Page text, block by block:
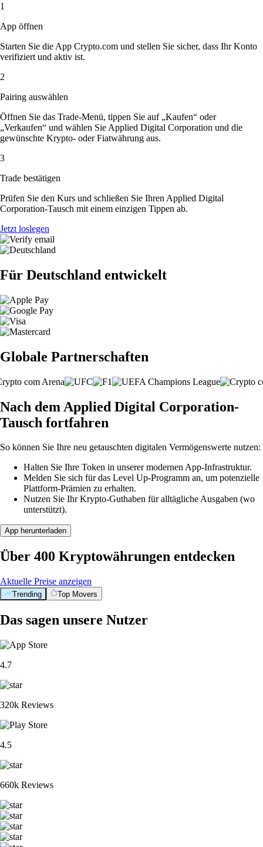
1
App öffnen
Starten Sie die App Crypto.com und stellen Sie sicher, dass Ihr Konto
verifiziert und aktiv ist.
2
Pairing auswählen
Öffnen Sie das Trade-Menü, tippen Sie auf „Kaufen“ oder
„Verkaufen“ und wählen Sie Applied Digital Corporation und die
gewünschte Krypto- oder Fiatwährung aus.
3
Trade bestätigen
Prüfen Sie den Kurs und schließen Sie Ihren Applied Digital
Corporation-Tausch mit einem einzigen Tippen ab.
Jetzt loslegen
Für Deutschland entwickelt
Globale Partnerschaften
Nach dem Applied Digital Corporation-
Tausch fortfahren
So können Sie Ihre neu getauschten digitalen Vermögenswerte nutzen:
Halten Sie Ihre Token in unserer modernen App-Infrastruktur.
Melden Sie sich für das Level Up-Programm an, um potenzielle
Plattform-Prämien zu erhalten.
Nutzen Sie Ihr Krypto-Guthaben für alltägliche Ausgaben (wo
unterstützt).
App herunterladen
Über 400 Kryptowährungen entdecken
Aktuelle Preise anzeigen
Trending Top Movers
Das sagen unsere Nutzer
4.7
320k Reviews
4.5
660k Reviews